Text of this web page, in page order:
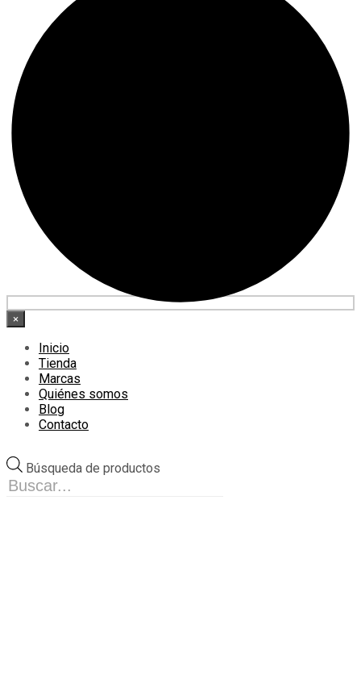
×
Inicio
Tienda
Marcas
Quiénes somos
Blog
Contacto
Búsqueda de productos